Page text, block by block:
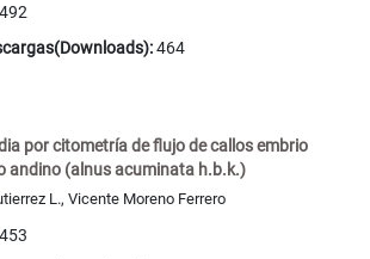
464
por citometría de flujo de callos embrio
andino (alnus acuminata h.b.k.)
L., Vicente Moreno Ferrero